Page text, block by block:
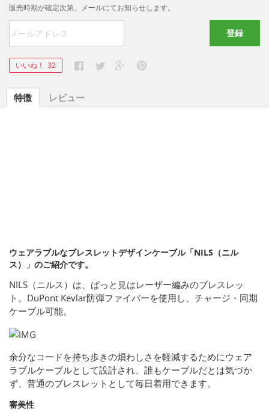
販売時期が確定次第、メールにてお知らせします。
登録
いいね！ 32
特徴 レビュー
ウェアラブルなブレスレットデザインケーブル「NILS（ニル
ス）」のご紹介です。
NILS（ニルス）は、ぱっと見はレーザー編みのブレスレッ
ト。DuPont Kevlar防弾ファイバーを使用し、チャージ・同期
ケーブル可能。
余分なコードを持ち歩きの煩わしさを軽減するためにウェア
ラブルケーブルとして設計され、誰もケーブルだとは気づか
ず、普通のブレスレットとして毎日着用できます。
審美性